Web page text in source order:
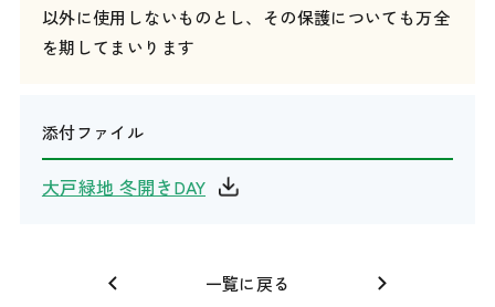
以外に使用しないものとし、その保護についても万全
を期してまいります
添付ファイル
大戸緑地 冬開きDAY
一覧に戻る